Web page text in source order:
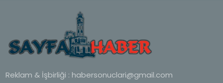
Reklam & İşbirliği : habersonuclari@gmail.com